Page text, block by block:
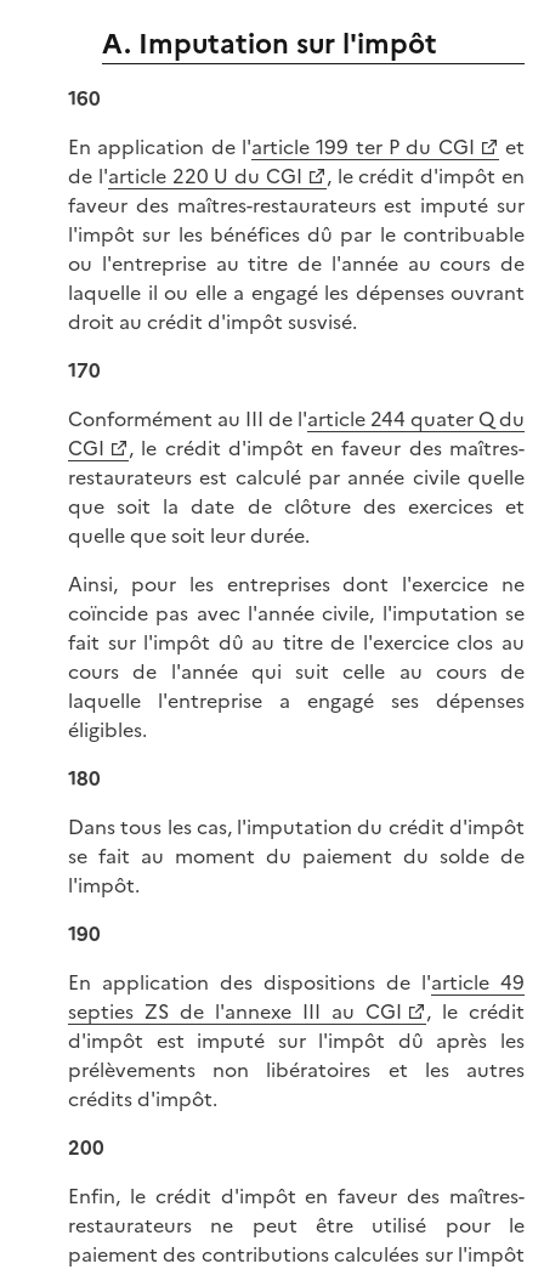
A. Imputation sur l'impôt
160
En application de l'article 199 ter P du CGI
et
de l'article 220 U du CGI
, le crédit d'impôt en
faveur des maîtres-restaurateurs est imputé sur
l'impôt sur les bénéfices dû par le contribuable
ou l'entreprise au titre de l'année au cours de
laquelle il ou elle a engagé les dépenses ouvrant
droit au crédit d'impôt susvisé.
170
Conformément au III de l'article 244 quater Q du
CGI
, le crédit d'impôt en faveur des maîtres-
restaurateurs est calculé par année civile quelle
que soit la date de clôture des exercices et
quelle que soit leur durée.
Ainsi, pour les entreprises dont l'exercice ne
coïncide pas avec l'année civile, l'imputation se
fait sur l'impôt dû au titre de l'exercice clos au
cours de l'année qui suit celle au cours de
laquelle l'entreprise a engagé ses dépenses
éligibles.
180
Dans tous les cas, l'imputation du crédit d'impôt
se fait au moment du paiement du solde de
l'impôt.
190
En application des dispositions de l'article 49
septies ZS de l'annexe III au CGI
, le crédit
d'impôt est imputé sur l'impôt dû après les
prélèvements non libératoires et les autres
crédits d'impôt.
200
Enfin, le crédit d'impôt en faveur des maîtres-
restaurateurs ne peut être utilisé pour le
paiement des contributions calculées sur l'impôt